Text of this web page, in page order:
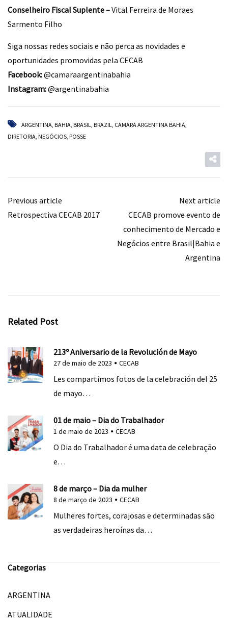
Conselheiro Fiscal Suplente –Vital Ferreira de Moraes
Sarmento Filho
Siga nossas redes sociais e não perca as novidades e
oportunidades promovidas pela CECAB
Facebook:@camaraargentinabahia
Instagram:@argentinabahia
ARGENTINA BAHIA BRASIL BRAZIL CAMARA ARGENTINA BAHIA
DIRETORIA NEGÓCIOS POSSE
Previous article
Retrospectiva CECAB 2017
Next article
CECAB promove evento de
conhecimento de Mercado e
Negócios entre Brasil|Bahia e
Argentina
Related Post
213º Aniversario de la Revolución de Mayo
27 de maio de 2023 CECAB
Les compartimos fotos de la celebración del 25
de mayo…
01 de maio – Dia do Trabalhador
1 de maio de 2023 CECAB
O Dia do Trabalhador é uma data de celebração
e…
8 de março – Dia da mulher
8 de março de 2023 CECAB
Mulheres fortes, corajosas e determinadas são
as verdadeiras heroínas da…
Categorias
ARGENTINA
ATUALIDADE